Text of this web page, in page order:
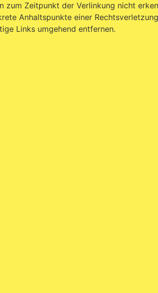
zum Zeitpunkt der Verlinkung nicht
Anhaltspunkte einer
Links umgehend entfernen.